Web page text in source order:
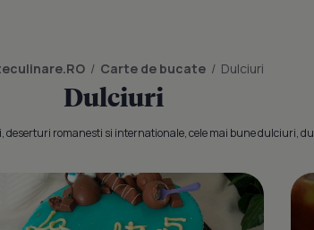
/ Carte de bucate/ Dulciuri
Dulciuri
romanesti si internationale, cele mai bune dulciuri,